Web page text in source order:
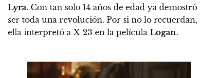
Lyra. Con tan solo 14 años de edad ya demostró
ser toda una revolución. Por si no lo recuerdan,
ella interpretó a X-23 en la película Logan.